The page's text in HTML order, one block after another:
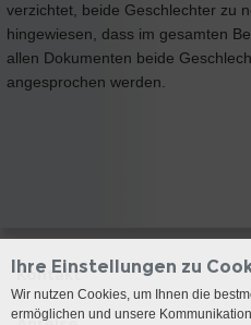
verzichtet, beide Geschlechter zu
hingewiesen, dass im gesamten
allen Dokumenten beide
angesprochen werden.
Kontakt
Ihre Einstellungen zu
Wir nutzen Cookies, um Ihnen die
ermöglichen und unsere